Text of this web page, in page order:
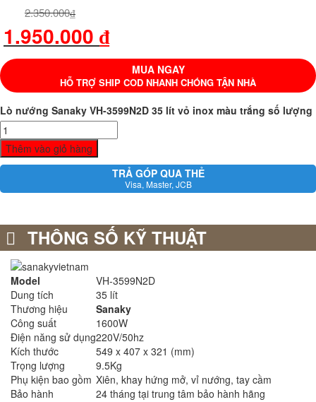
2.350.000₫
1.950.000 ₫
MUA NGAY
HỖ TRỢ SHIP COD NHANH CHÓNG TẬN NHÀ
Lò nướng Sanaky VH-3599N2D 35 lít vỏ inox màu trắng số lượng
Thêm vào giỏ hàng
TRẢ GÓP QUA THẺ
Visa, Master, JCB
THÔNG SỐ KỸ THUẬT
Model
VH-3599N2D
Dung tích
35 lít
Thương hiệu
Sanaky
Công suất
1600W
Điện năng sử dụng220V/50hz
Kích thước
549 x 407 x 321 (mm)
Trọng lượng
9.5Kg
Phụ kiện bao gồm Xiên, khay hứng mở, vỉ nướng, tay cầm
Bảo hành
24 tháng tại trung tâm bảo hành hãng